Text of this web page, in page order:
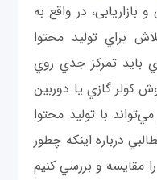
در واقع به
براي توليد محتوا
تمركز جدي روي
كولر گازي يا دوربين
با توليد محتوا
درباره اینكه چطور
مقايسه و بررسي كنيم